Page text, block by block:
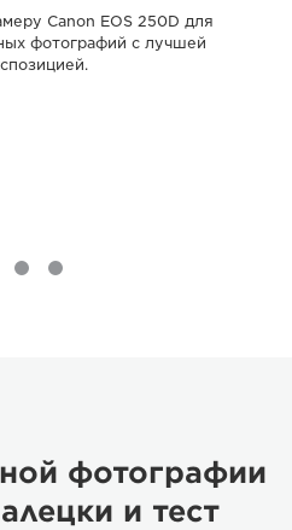
Canon EOS 250D для
фотографий с лучшей
фотографии
и тест